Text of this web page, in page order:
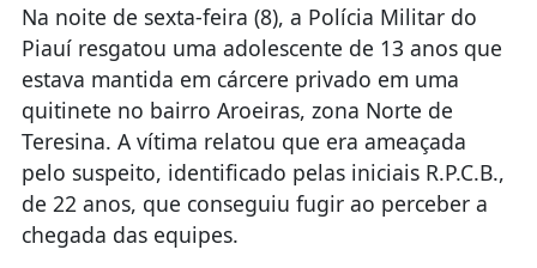
Na noite de sexta-feira (8), a Polícia Militar do
Piauí resgatou uma adolescente de 13 anos que
estava mantida em cárcere privado em uma
quitinete no bairro Aroeiras, zona Norte de
Teresina. A vítima relatou que era ameaçada
pelo suspeito, identificado pelas iniciais R.P.C.B.,
de 22 anos, que conseguiu fugir ao perceber a
chegada das equipes.